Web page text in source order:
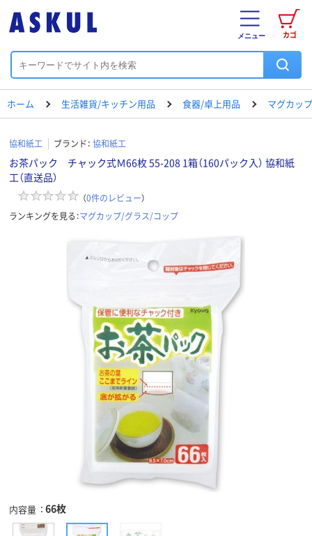
カゴ
メニュー
ホーム 生活雑貨/キッチン用品 食器/卓上用品 マグカッ
協和紙工 ブランド： 協和紙工
お茶パック チャック式Ｍ66枚 55-208 1箱（160パック入） 協和紙
工（直送品）
（0件のレビュー）
ランキングを見る：マグカップ/グラス/コップ
内容量 66枚